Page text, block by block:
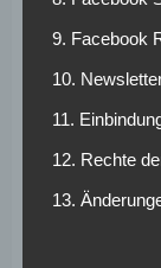
Sechser. Er
und kann er
geben. Er ist
Jupiler Pro
Einsätzen
9. Facebook
10.
11.
12. Rechte
13.